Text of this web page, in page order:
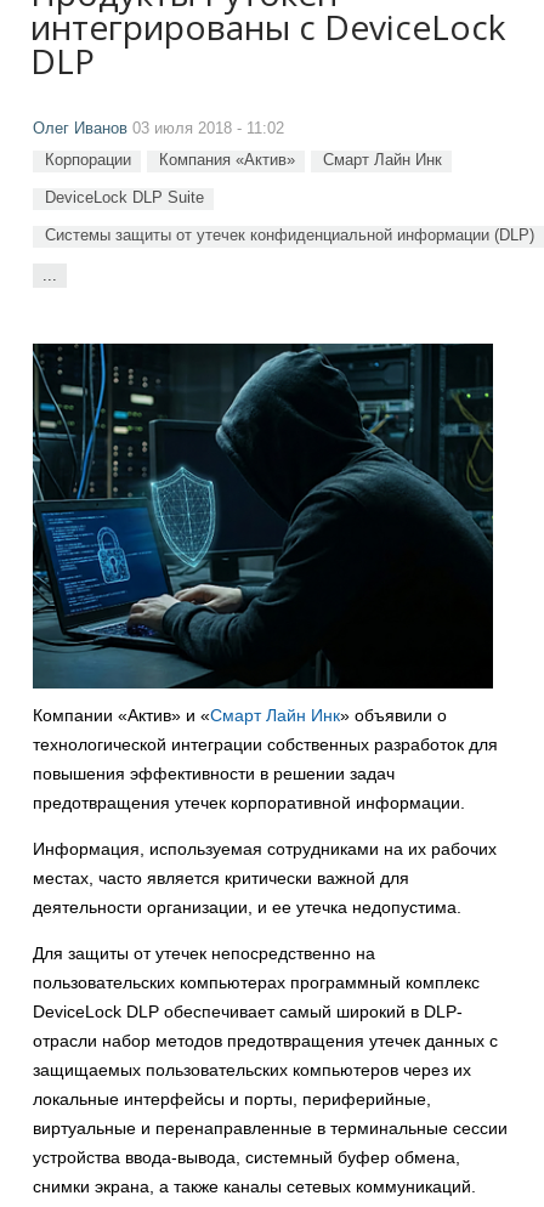
интегрированы с DeviceLock
DLP
Олег Иванов 03 июля 2018 - 11:02
Корпорации Компания «Актив» Смарт Лайн Инк
DeviceLock DLP Suite
Системы защиты от утечек конфиденциальной информации (DLP)
...
Компании «Актив» и «Смарт Лайн Инк» объявили о
технологической интеграции собственных разработок для
повышения эффективности в решении задач
предотвращения утечек корпоративной информации.
Информация, используемая сотрудниками на их рабочих
местах, часто является критически важной для
деятельности организации, и ее утечка недопустима.
Для защиты от утечек непосредственно на
пользовательских компьютерах программный комплекс
DeviceLock DLP обеспечивает самый широкий в DLP-
отрасли набор методов предотвращения утечек данных с
защищаемых пользовательских компьютеров через их
локальные интерфейсы и порты, периферийные,
виртуальные и перенаправленные в терминальные сессии
устройства ввода-вывода, системный буфер обмена,
снимки экрана, а также каналы сетевых коммуникаций.